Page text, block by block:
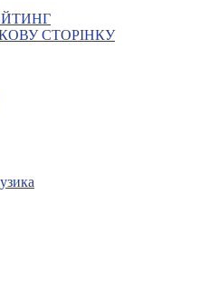
СТОРІНКУ